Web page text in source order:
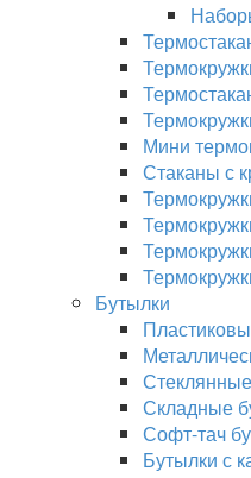
Мини
Стаканы с
Бутылки
Складные
Софт-тач
Бутылки с